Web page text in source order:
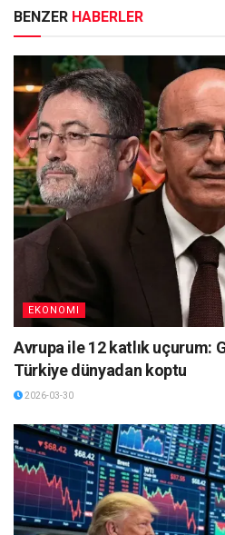
BENZER HABERLER
EKONOMI
Avrupa ile 12 katlık uçurum:
Türkiye dünyadan koptu
2026-03-30